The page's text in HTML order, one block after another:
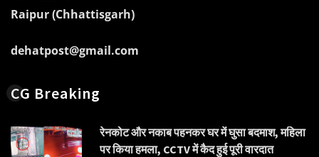
Raipur (Chhattisgarh)
dehatpost@gmail.com
CG Breaking
रेनकोट और नकाब पहनकर घर में घुसा बदमाश, महिला
पर किया हमला, CCTV में कैद हुई पूरी वारदात